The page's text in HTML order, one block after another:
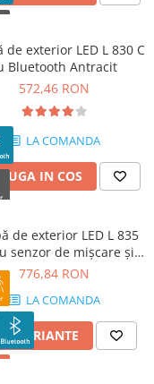
de exterior LED L 830 C
Bluetooth Antracit
572,46 RON
LA COMANDA
IN COS
de exterior LED L 835
senzor de mișcare și
Bluetooth
776,84 RON
LA COMANDA
VARIANTE